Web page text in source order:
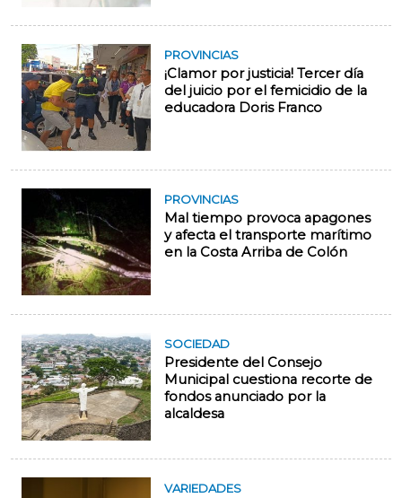
PROVINCIAS
¡Clamor por justicia! Tercer día
del juicio por el femicidio de la
educadora Doris Franco
PROVINCIAS
Mal tiempo provoca apagones
y afecta el transporte marítimo
en la Costa Arriba de Colón
SOCIEDAD
Presidente del Consejo
Municipal cuestiona recorte de
fondos anunciado por la
alcaldesa
VARIEDADES